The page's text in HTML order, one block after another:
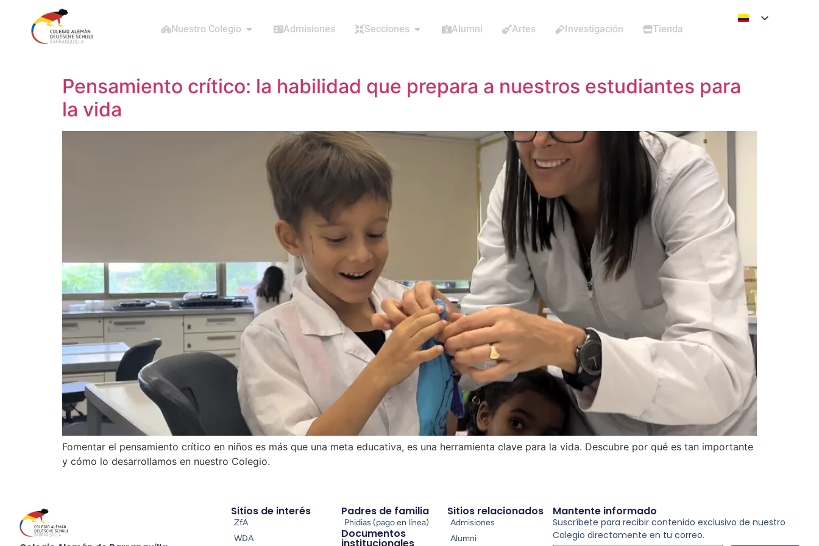
Nuestro Colegio Admisiones Secciones Alumni Artes Investigación Tienda
Pensamiento crítico: la habilidad que prepara a nuestros estudiantes para
la vida
Fomentar el pensamiento crítico en niños es más que una meta educativa, es una herramienta clave para la vida. Descubre por qué es tan importante
y cómo lo desarrollamos en nuestro Colegio.
Sitios de interés
ZfA
WDA
Padres de familia
Phidias (pago en línea)
Documentos
Sitios relacionados
Admisiones
Alumni
Mantente informado
Suscríbete para recibir contenido exclusivo de nuestro
Colegio directamente en tu correo.